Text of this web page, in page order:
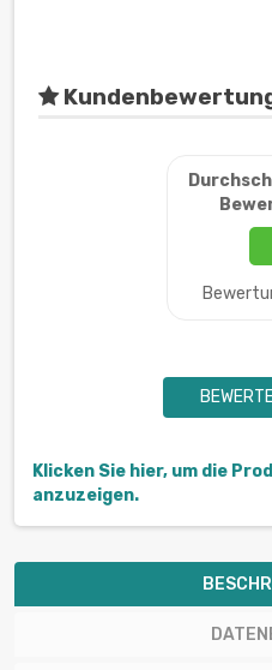
Klicken Sie hier, um die
anzuzeigen.